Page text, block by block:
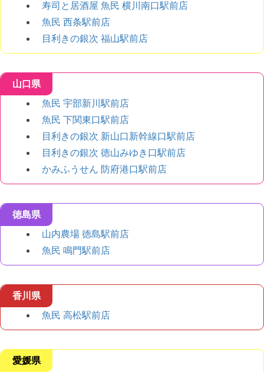
寿司と居酒屋 魚民 横川南口駅前店
魚民 西条駅前店
目利きの銀次 福山駅前店
山口県
魚民 宇部新川駅前店
魚民 下関東口駅前店
目利きの銀次 新山口新幹線口駅前店
目利きの銀次 徳山みゆき口駅前店
かみふうせん 防府港口駅前店
徳島県
山内農場 徳島駅前店
魚民 鳴門駅前店
香川県
魚民 高松駅前店
愛媛県